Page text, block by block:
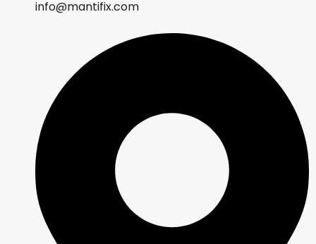
info@mantifix.com